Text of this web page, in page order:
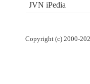
JVN iPedia
Copyright (c) 2000-